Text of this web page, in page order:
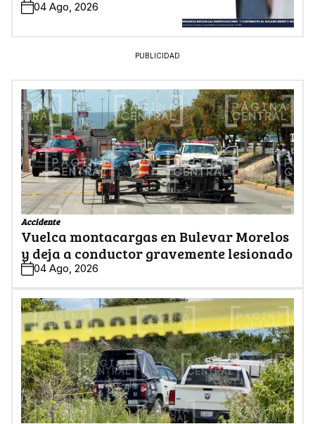
04 Ago, 2026
PUBLICIDAD
Accidente
Vuelca montacargas en Bulevar Morelos
y deja a conductor gravemente lesionado
04 Ago, 2026